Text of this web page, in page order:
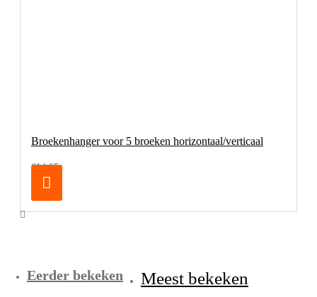
Broekenhanger voor 5 broeken horizontaal/verticaal
€14,95
Eerder bekeken Meest bekeken